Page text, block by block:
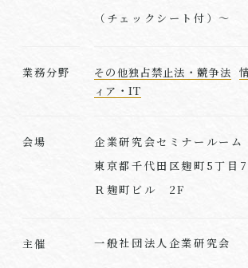
（チェックシート付）～
業務分野 その他独占禁止法・競争法
ィア・IT
会場
企業研究会セミナールーム
東京都千代田区麹町5丁
Ｒ麹町ビル 2F
主催 一般社団法人企業研究会